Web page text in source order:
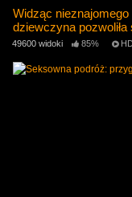
Widząc
dziewczyna
49600 widoki 85%